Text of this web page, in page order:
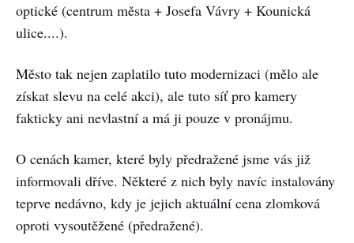
optické (centrum města + Josefa Vávry + Kounická
ulice....).
Město tak nejen zaplatilo tuto modernizaci (mělo ale
získat slevu na celé akci), ale tuto síť pro kamery
fakticky ani nevlastní a má ji pouze v pronájmu.
O cenách kamer, které byly předražené jsme vás již
informovali dříve. Některé z nich byly navíc instalovány
teprve nedávno, kdy je jejich aktuální cena zlomková
oproti vysoutěžené (předražené).